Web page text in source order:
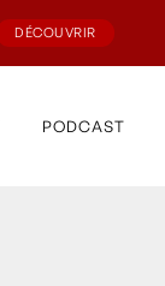
DÉCOUVRIR
PODCAST